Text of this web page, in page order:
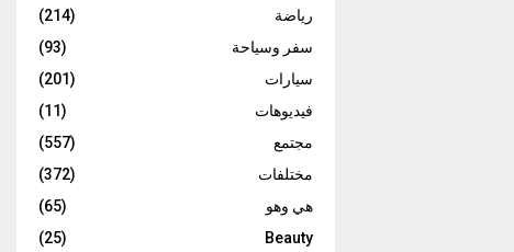
رياضة
(214)
سفر وسياحة
(93)
سيارات
(201)
فيديوهات
(11)
مجتمع
(557)
مختلفات
(372)
هي وهو
(65)
Beauty
(25)